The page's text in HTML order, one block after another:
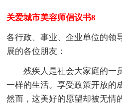
关爱城市美容师倡议书8
各行政、事业、企业单位的领
展的各位朋友：
残疾人是社会大家庭的一
一样的生活。享受政策开放的
然而，这美好的愿望却被无情